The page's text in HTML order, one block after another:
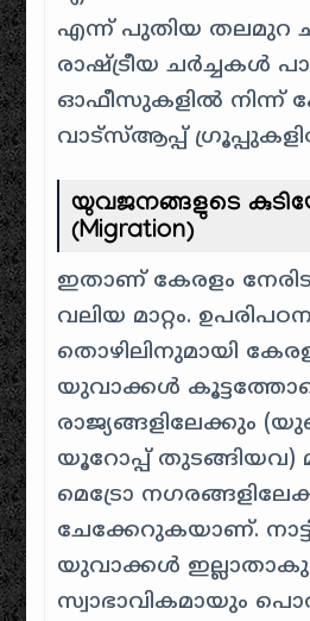
എന്ന് പുതിയ തലമുറ
രാഷ്ട്രീയ ചർച്ചകൾ
ഓഫീസുകളിൽ നിന്ന്
വാട്സ്ആപ്പ്
യുവജനങ്ങളുടെ
(Migration)
ഇതാണ് കേരളം
വലിയ മാറ്റം.
തൊഴിലിനുമായി
യുവാക്കൾ
രാജ്യങ്ങളിലേക്കും
യൂറോപ്പ് തുടങ്ങിയവ)
മെട്രോ
ചേക്കേറുകയാണ്.
യുവാക്കൾ
സ്വാഭാവികമായും